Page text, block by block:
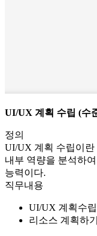
UI/UX 계획 수립 (수
정의
UI/UX 계획 수립이
내부 역량을 분석하
능력이다.
직무내용
UI/UX 계획수립
리소스 계획하기